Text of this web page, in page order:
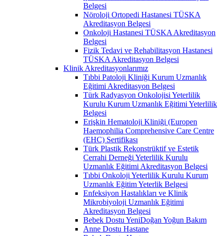
Belgesi
Nöroloji Ortopedi Hastanesi TÜSKA
Akreditasyon Belgesi
Onkoloji Hastanesi TÜSKA Akreditasyon
Belgesi
Fizik Tedavi ve Rehabilitasyon Hastanesi
TÜSKA Akreditasyon Belgesi
Klinik Akreditasyonlarımız
Tıbbi Patoloji Kliniği Kurum Uzmanlık
Eğitimi Akreditasyon Belgesi
Türk Radyasyon Onkolojisi Yeterlilik
Kurulu Kurum Uzmanlık Eğitimi Yeterlilik
Belgesi
Erişkin Hematoloji Kliniği (Europen
Haemophilia Comprehensive Care Centre
(EHC) Sertifikası
Türk Plastik Rekonstrüktif ve Estetik
Cerrahi Derneği Yeterlilik Kurulu
Uzmanlık Eğitimi Akreditasyon Belgesi
Tıbbi Onkoloji Yeterlilik Kurulu Kurum
Uzmanlık Eğitim Yeterlik Belgesi
Enfeksiyon Hastalıkları ve Klinik
Mikrobiyoloji Uzmanlık Eğitimi
Akreditasyon Belgesi
Bebek Dostu YeniDoğan Yoğun Bakım
Anne Dostu Hastane